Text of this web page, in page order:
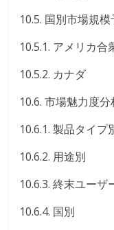
10.5. 国別市場規
10.5.1. アメリカ合
10.5.2. カナダ
10.6. 市場魅力度分
10.6.1. 製品タイプ
10.6.2. 用途別
10.6.3. 終末ユーザ
10.6.4. 国別